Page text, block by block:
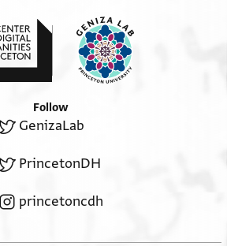
Follow
GenizaLab
PrincetonDH
princetoncdh